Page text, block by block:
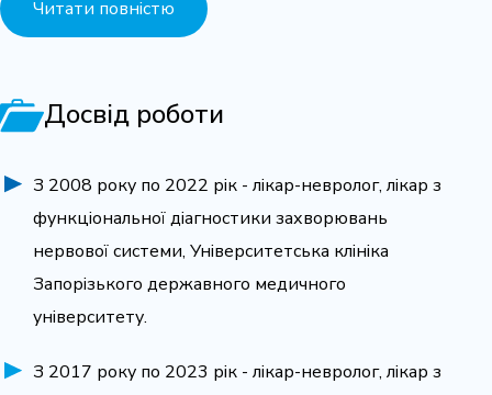
Читати повністю
Досвід роботи
З 2008 року по 2022 рік - лікар-невролог, лікар з
функціональної діагностики захворювань
нервової системи, Університетська клініка
Запорізького державного медичного
університету.
З 2017 року по 2023 рік - лікар-невролог, лікар з